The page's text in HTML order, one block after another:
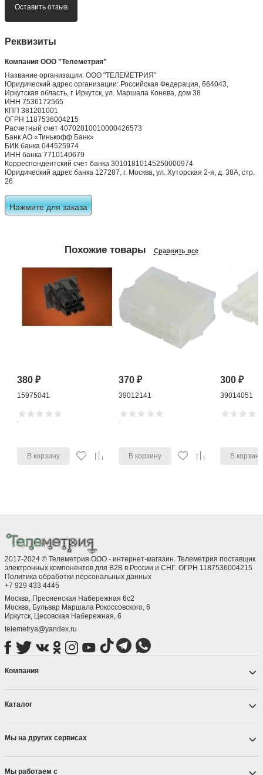
Оставить отзыв
Реквизиты
Компания ООО "Телеметрия"
Название организации: ООО "ТЕЛЕМЕТРИЯ"
Юридический адрес организации: Российская Федерация, 664043,
Иркутская область, г. Иркутск, ул. Маршала Конева, дом 38
ИНН 7536172565
КПП 381201001
ОГРН 1187536004215
Расчетный счет 40702810010000426573
Банк АО «Тинькофф Банк»
БИК банка 044525974
ИНН банка 7710140679
Корреспондентский счет банка 30101810145250000974
Юридический адрес банка 127287, г. Москва, ул. Хуторская 2-я, д. 38А, стр.
26
Нажмите для заказа
Похожие товары Сравнить все
380₽
15975041
В корзину
370₽
39012141
В корзину
300₽
39014051
В корзину
2017-2024 © Телеметрия ООО - интернет-магазин. Телеметрия поставщик
электронных компонентов для B2B в России и СНГ. ОГРН 1187536004215
Политика обработки персональных данных
+7 929 433 4445
Москва, Пресненская Набережная 6с2
Москва, ​Бульвар Маршала Рокоссовского, 6
Иркутск, ​Цесовская Набережная, 6
telemetrya@yandex.ru
Компания
Каталог
Мы на других сервисах
Мы работаем с